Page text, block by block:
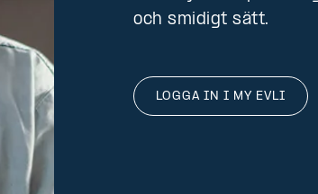
och smidigt sätt.
LOGGA IN I MY EVLI